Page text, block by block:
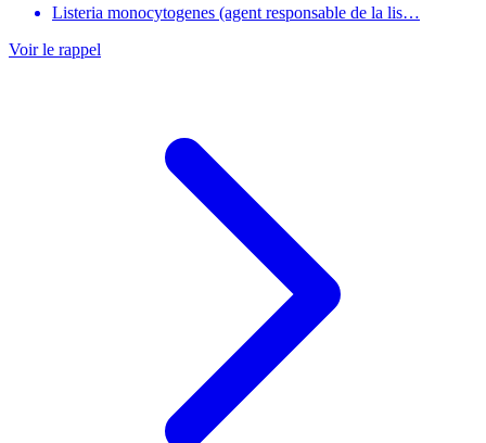
Listeria monocytogenes (agent responsable de la lis…
Voir le rappel